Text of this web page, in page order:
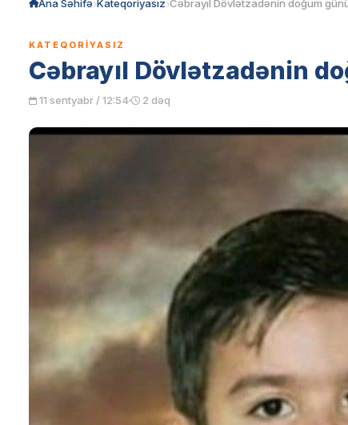
Ana Səhifə Kateqoriyasız Cəbrayıl Dövlətzadənin doğum
KATEQORIYASIZ
Cəbrayıl Dövlətzadənin
11 sentyabr / 12:54 2 dəq